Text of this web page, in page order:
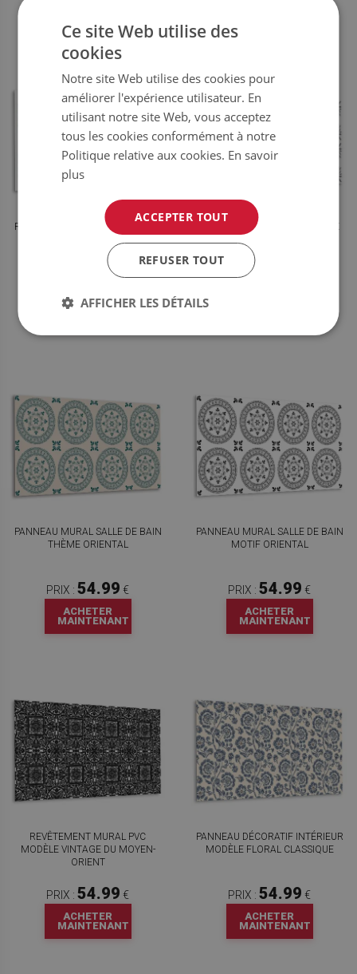
REVÊTEMENT MURAL PVC FLEUR
54.99
ACHETER
PANNEAU MURAL DES OISEAUX
PANNEAU MURAL SALLE DE BAIN
THÈME ORIENTAL
PRIX : 54.99 €
ACHETER
MAINTENANT
PANNEAU MURAL SALLE DE BAIN
MOTIF ORIENTAL
PRIX : 54.99 €
ACHETER
MAINTENANT
REVÊTEMENT MURAL PVC
MODÈLE VINTAGE DU MOYEN-
ORIENT
PRIX : 54.99 €
ACHETER
MAINTENANT
PANNEAU DÉCORATIF INTÉRIEUR
MODÈLE FLORAL CLASSIQUE
PRIX : 54.99 €
ACHETER
MAINTENANT
Ce site Web utilise des
cookies
Notre site Web utilise des cookies pour
améliorer l'expérience utilisateur. En
utilisant notre site Web, vous acceptez
tous les cookies conformément à notre
Politique relative aux cookies. En savoir
plus
ACCEPTER TOUT
REFUSER TOUT
AFFICHER LES DÉTAILS